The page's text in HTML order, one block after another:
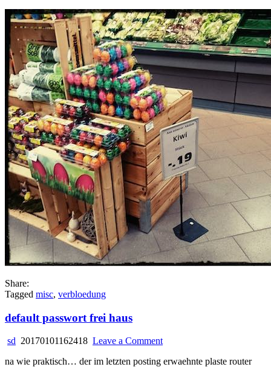
Share:
Tagged misc, verbloedung
default passwort frei haus
sd 20170101162418 Leave a Commenton
passwort
na wie praktisch… der im letzten posting erwaehnte plaste router